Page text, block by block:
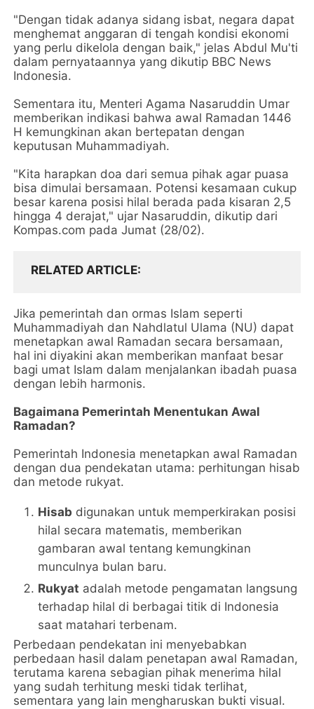
"Dengan tidak adanya sidang isbat, negara dapat
menghemat anggaran di tengah kondisi ekonomi
yang perlu dikelola dengan baik," jelas Abdul Mu'ti
dalam pernyataannya yang dikutip BBC News
Indonesia.
Sementara itu, Menteri Agama Nasaruddin Umar
memberikan indikasi bahwa awal Ramadan 1446
H kemungkinan akan bertepatan dengan
keputusan Muhammadiyah.
"Kita harapkan doa dari semua pihak agar puasa
bisa dimulai bersamaan. Potensi kesamaan cukup
besar karena posisi hilal berada pada kisaran 2,5
hingga 4 derajat," ujar Nasaruddin, dikutip dari
Kompas.com pada Jumat (28/02).
RELATED ARTICLE
Jika pemerintah dan ormas Islam seperti
Muhammadiyah dan Nahdlatul Ulama (NU) dapat
menetapkan awal Ramadan secara bersamaan,
hal ini diyakini akan memberikan manfaat besar
bagi umat Islam dalam menjalankan ibadah puasa
dengan lebih harmonis.
Bagaimana Pemerintah Menentukan Awal
Ramadan?
Pemerintah Indonesia menetapkan awal Ramadan
dengan dua pendekatan utama: perhitungan hisab
dan metode rukyat.
Hisab digunakan untuk memperkirakan posisi
hilal secara matematis, memberikan
gambaran awal tentang kemungkinan
munculnya bulan baru.
Rukyat adalah metode pengamatan langsung
terhadap hilal di berbagai titik di Indonesia
saat matahari terbenam.
Perbedaan pendekatan ini menyebabkan
perbedaan hasil dalam penetapan awal Ramadan,
terutama karena sebagian pihak menerima hilal
yang sudah terhitung meski tidak terlihat,
sementara yang lain mengharuskan bukti visual.